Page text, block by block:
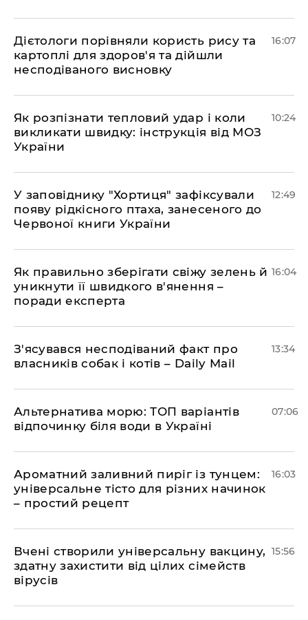
Дієтологи порівняли користь рису та
картоплі для здоров'я та дійшли
несподіваного висновку
16:07
Як розпізнати тепловий удар і коли
викликати швидку: інструкція від МОЗ
України
10:24
У заповіднику "Хортиця" зафіксували
появу рідкісного птаха, занесеного до
Червоної книги України
12:49
Як правильно зберігати свіжу зелень й
уникнути її швидкого в'янення –
поради експерта
16:04
З'ясувався несподіваний факт про
власників собак і котів – Daily Mail
13:34
Альтернатива морю: ТОП варіантів
відпочинку біля води в Україні
07:06
Ароматний заливний пиріг із тунцем:
універсальне тісто для різних начинок
– простий рецепт
16:03
Вчені створили універсальну вакцину,
здатну захистити від цілих сімейств
вірусів
15:56